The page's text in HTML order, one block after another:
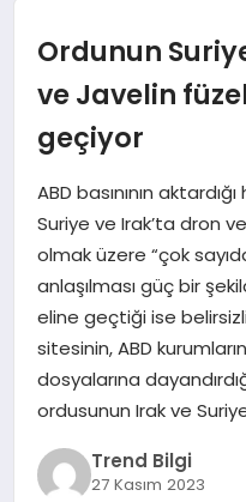
MAGAZIN
SAĞLIK
SPOR
TEKNOLOJI
YAŞAM
Ordunun
ve Javelin
geçiyor
ABD basınının
Suriye ve Irak’ta dron
olmak üzere “çok
anlaşılması güç bir
eline geçtiği ise
sitesinin, ABD
dosyalarına
ordusunun Irak ve
Trend Bilgi
27 Kasım 2023